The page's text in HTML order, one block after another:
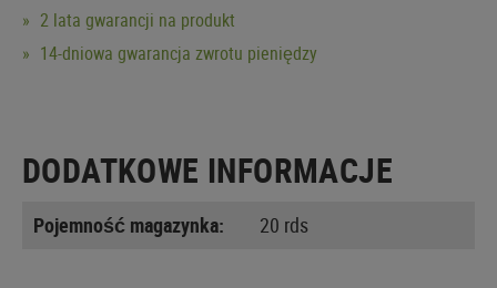
2 lata gwarancji na produkt
14-dniowa gwarancja zwrotu pieniędzy
DODATKOWE INFORMACJE
Pojemność magazynka: 20 rds